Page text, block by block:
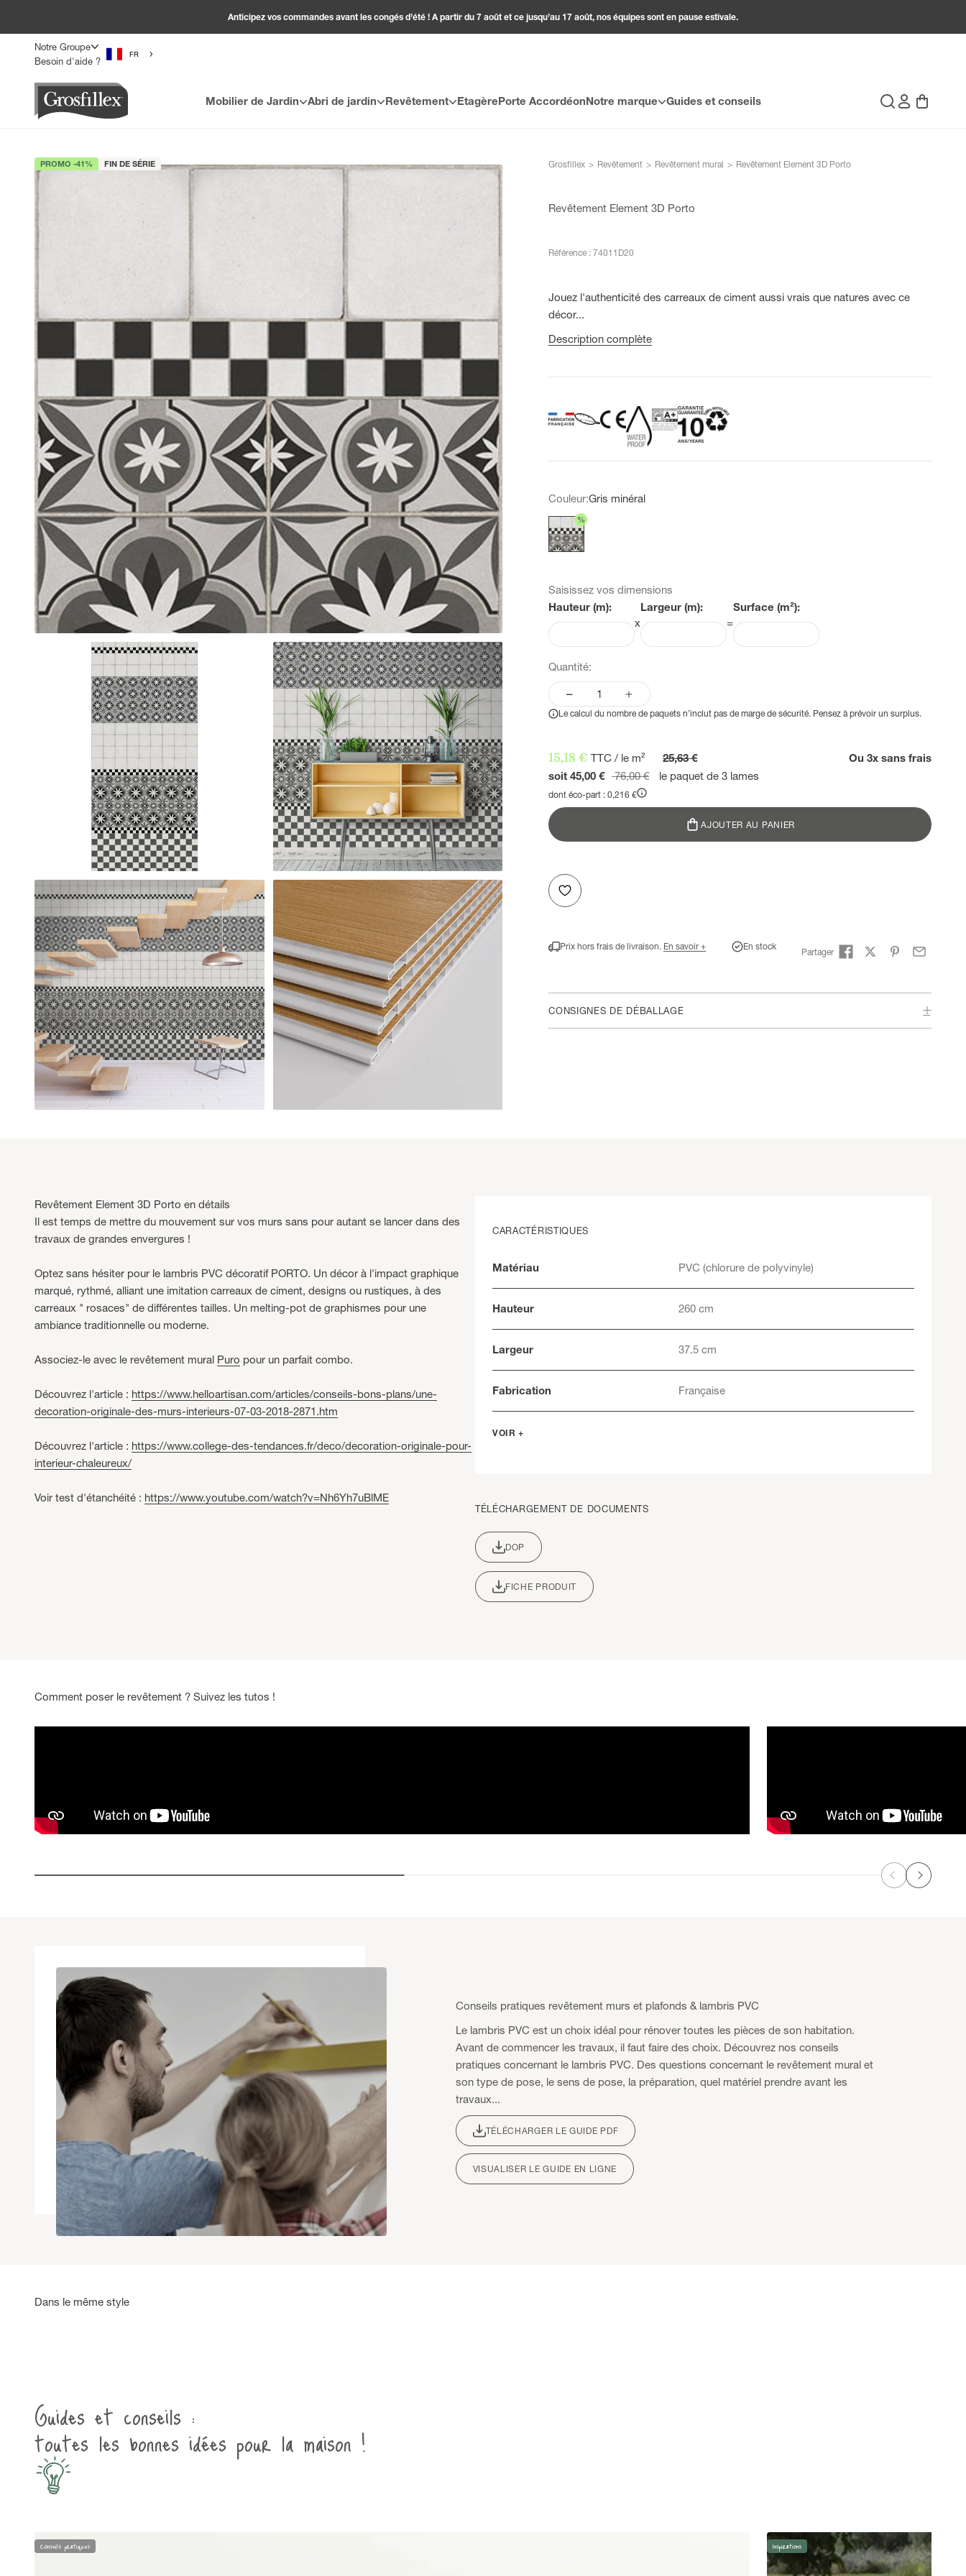
Anticipez vos commandes avant les congés d’été ! A partir du 7 août et ce jusqu’au 17 août, nos équipes sont en pause estivale.
Notre Groupe
Besoin d'aide ?
FR
Mobilier de Jardin Abri de jardin Revêtement EtagèrePorte AccordéonNotre marque Guides et conseils
Grosfillex
Recherche
Connexion
Panier
PROMO -41% FIN DE SÉRIE Grosfillex > Revêtement > Revêtement mural > Revêtement Element 3D Porto
Revêtement Element 3D Porto
Référence : 74011D20
Jouez l'authenticité des carreaux de ciment aussi vrais que natures avec ce
décor...
Description complète
Couleur:Gris minéral
Gris minéral
%
Saisissez vos dimensions
Hauteur (m):
x
Largeur (m):
=
Surface (m²):
Quantité:
Le calcul du nombre de paquets n’inclut pas de marge de sécurité. Pensez à prévoir un surplus.
Prix de vente
15,18 € TTC / le m²
25,63 €
soit 45,00 €
Prix normal
76,00 € le paquet de 3 lames
dont éco-part : 0,216 €
Ou 3x sans frais
AJOUTER AU PANIER
Prix hors frais de livraison. En savoir + En stock Partager
CONSIGNES DE DÉBALLAGE
Revêtement Element 3D Porto en détails
Il est temps de mettre du mouvement sur vos murs sans pour autant se lancer dans des
travaux de grandes envergures !
Optez sans hésiter pour le lambris PVC décoratif PORTO. Un décor à l'impact graphique
marqué, rythmé, alliant une imitation carreaux de ciment, designs ou rustiques, à des
carreaux " rosaces" de différentes tailles. Un melting-pot de graphismes pour une
ambiance traditionnelle ou moderne.
Associez-le avec le revêtement mural Puro pour un parfait combo.
Découvrez l'article : https://www.helloartisan.com/articles/conseils-bons-plans/une-
decoration-originale-des-murs-interieurs-07-03-2018-2871.htm
Découvrez l'article : https://www.college-des-tendances.fr/deco/decoration-originale-pour-
interieur-chaleureux/
Voir test d'étanchéité : https://www.youtube.com/watch?v=Nh6Yh7uBlME
CARACTÉRISTIQUES
Matériau PVC (chlorure de polyvinyle)
Hauteur 260 cm
Largeur 37.5 cm
Fabrication Française
VOIR +
TÉLÉCHARGEMENT DE DOCUMENTS
DOP
FICHE PRODUIT
Comment poser le revêtement ? Suivez les tutos !
Précédent
Suivant
Conseils pratiques revêtement murs et plafonds & lambris PVC
Le lambris PVC est un choix idéal pour rénover toutes les pièces de son habitation.
Avant de commencer les travaux, il faut faire des choix. Découvrez nos conseils
pratiques concernant le lambris PVC. Des questions concernant le revêtement mural et
son type de pose, le sens de pose, la préparation, quel matériel prendre avant les
travaux...
TÉLÉCHARGER LE GUIDE PDF
VISUALISER LE GUIDE EN LIGNE
Guides et conseils :
toutes les bonnes idées pour la maison !
Conseils pratiques Inspirations